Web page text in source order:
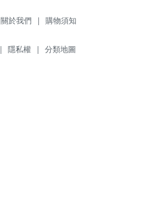
關於我們 | 購物須知
| 隱私權 | 分類地圖